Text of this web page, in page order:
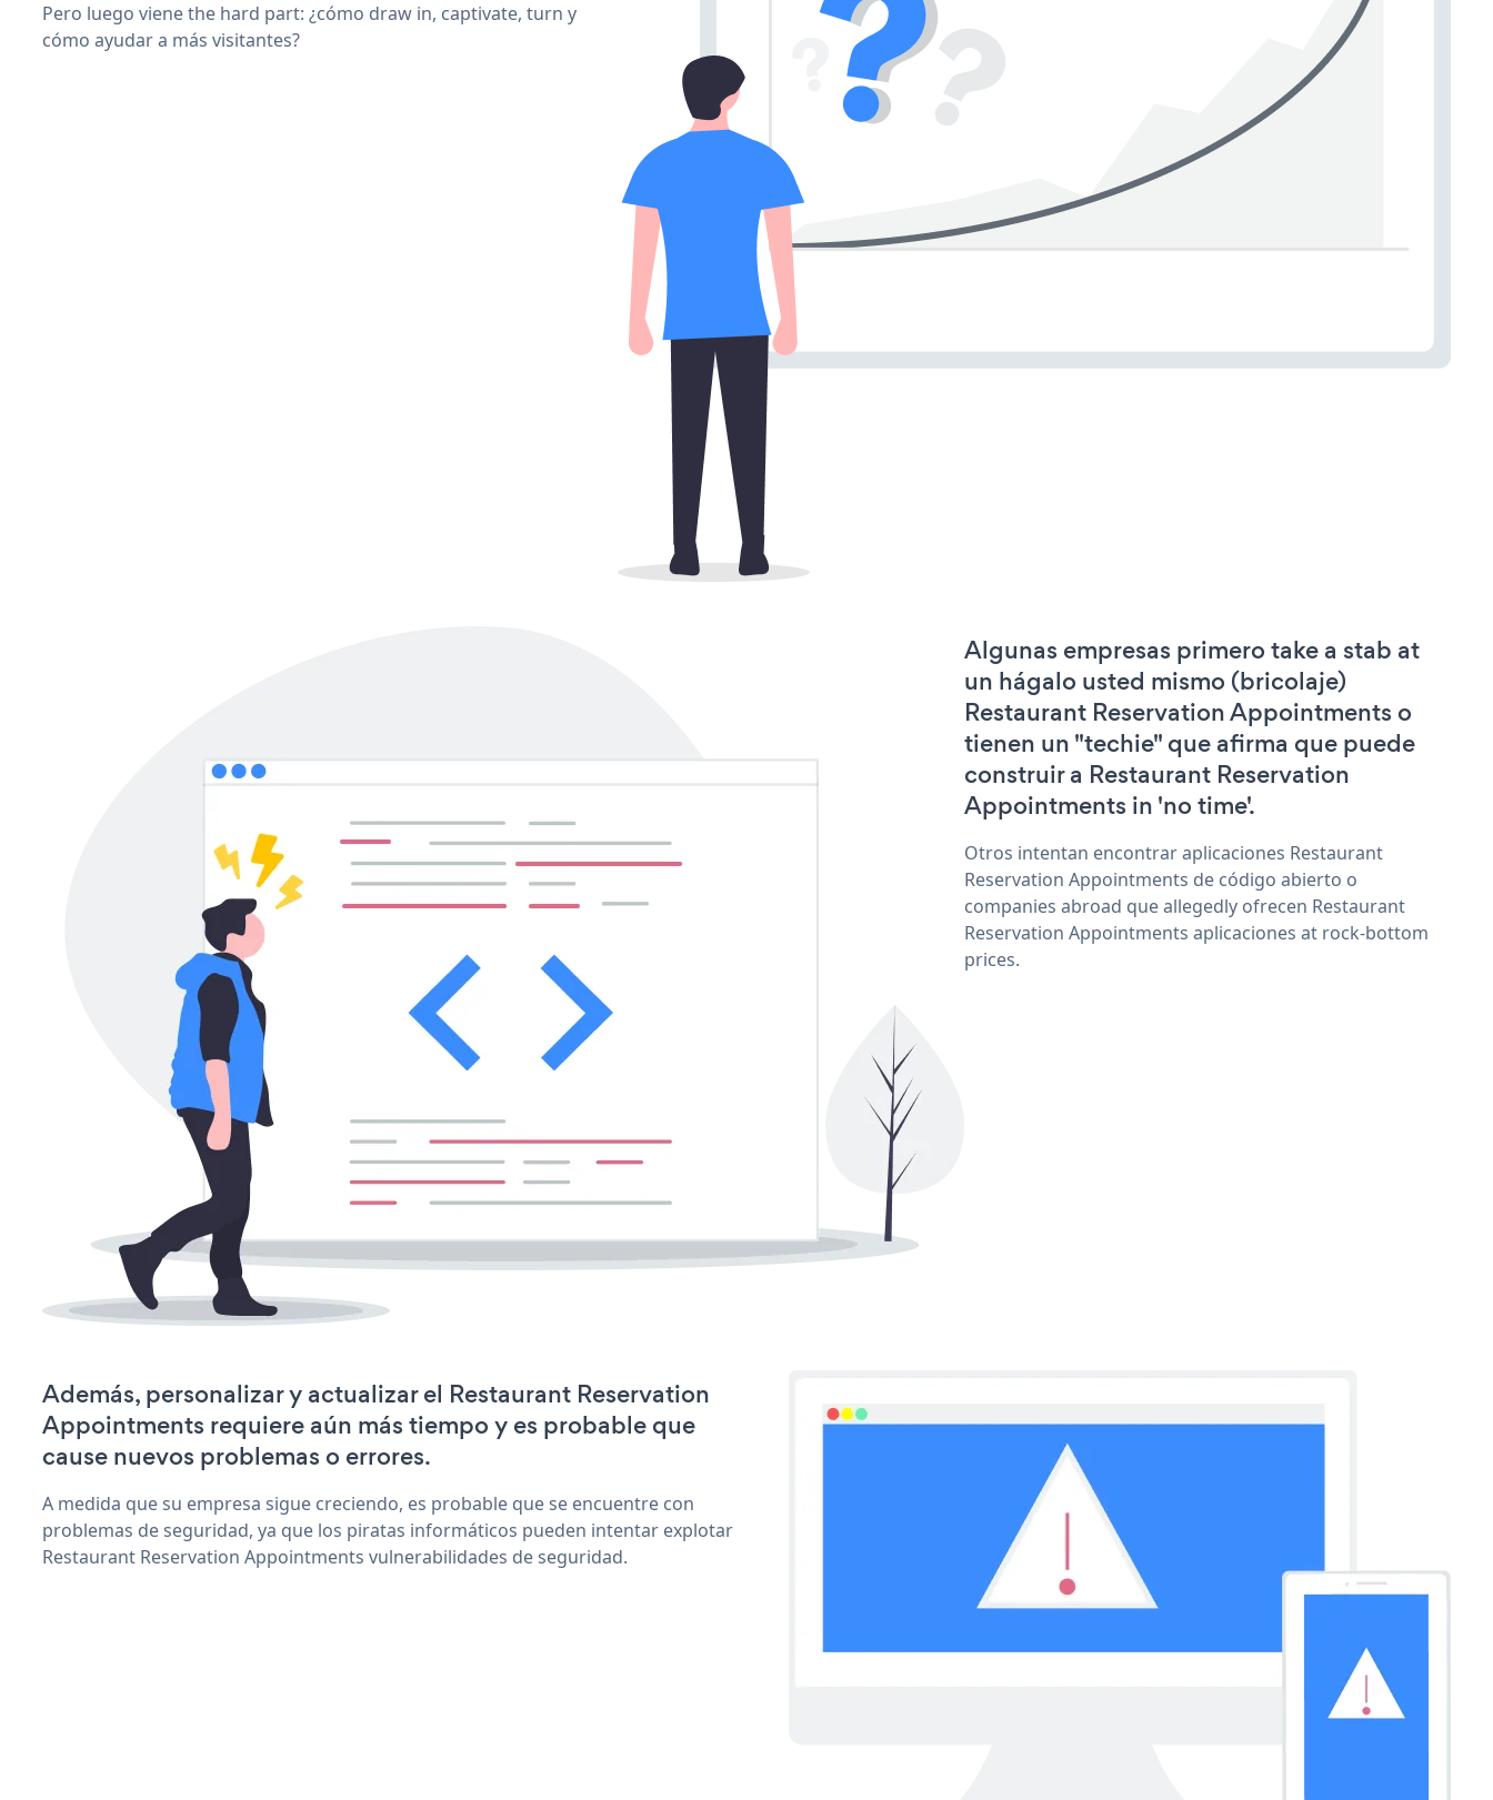
Pero luego viene the hard part: ¿cómo draw in, captivate, turn y
cómo ayudar a más visitantes?
Algunas empresas primero take a stab at
un hágalo usted mismo (bricolaje)
Restaurant Reservation Appointments o
tienen un "techie" que afirma que puede
construir a Restaurant Reservation
Appointments in 'no time'.
Otros intentan encontrar aplicaciones Restaurant
Reservation Appointments de código abierto o
companies abroad que allegedly ofrecen Restaurant
Reservation Appointments aplicaciones at rock-bottom
prices.
Además, personalizar y actualizar el Restaurant Reservation
Appointments requiere aún más tiempo y es probable que
cause nuevos problemas o errores.
A medida que su empresa sigue creciendo, es probable que se encuentre con
problemas de seguridad, ya que los piratas informáticos pueden intentar explotar
Restaurant Reservation Appointments vulnerabilidades de seguridad.